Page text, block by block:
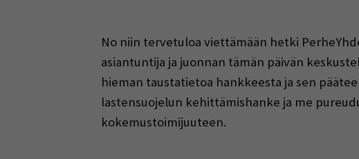
No niin tervetuloa viettämään hetki
asiantuntija ja juonnan tämän päivän
hieman taustatietoa hankkeesta ja sen
lastensuojelun kehittämishanke ja me
kokemustoimijuuteen.